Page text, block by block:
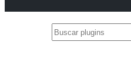
Buscar